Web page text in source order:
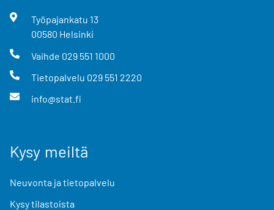
Työpajankatu 13
00580 Helsinki
Vaihde 029 551 1000
Tietopalvelu 029 551 2220
info@stat.fi
Kysy meiltä
Neuvonta ja tietopalvelu
Kysy tilastoista